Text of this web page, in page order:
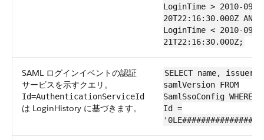
LoginTime > 2010-09-
20T22:16:30.000Z AND
LoginTime < 2010-09-
21T22:16:30.000Z;
SAML ログインイベントの認証
サービスを示すクエリ。
Id=AuthenticationServiceId
は LoginHistory に基づきます。
SELECT name, issuer,
samlVersion FROM
SamlSsoConfig WHERE
Id =
'0LE###############'